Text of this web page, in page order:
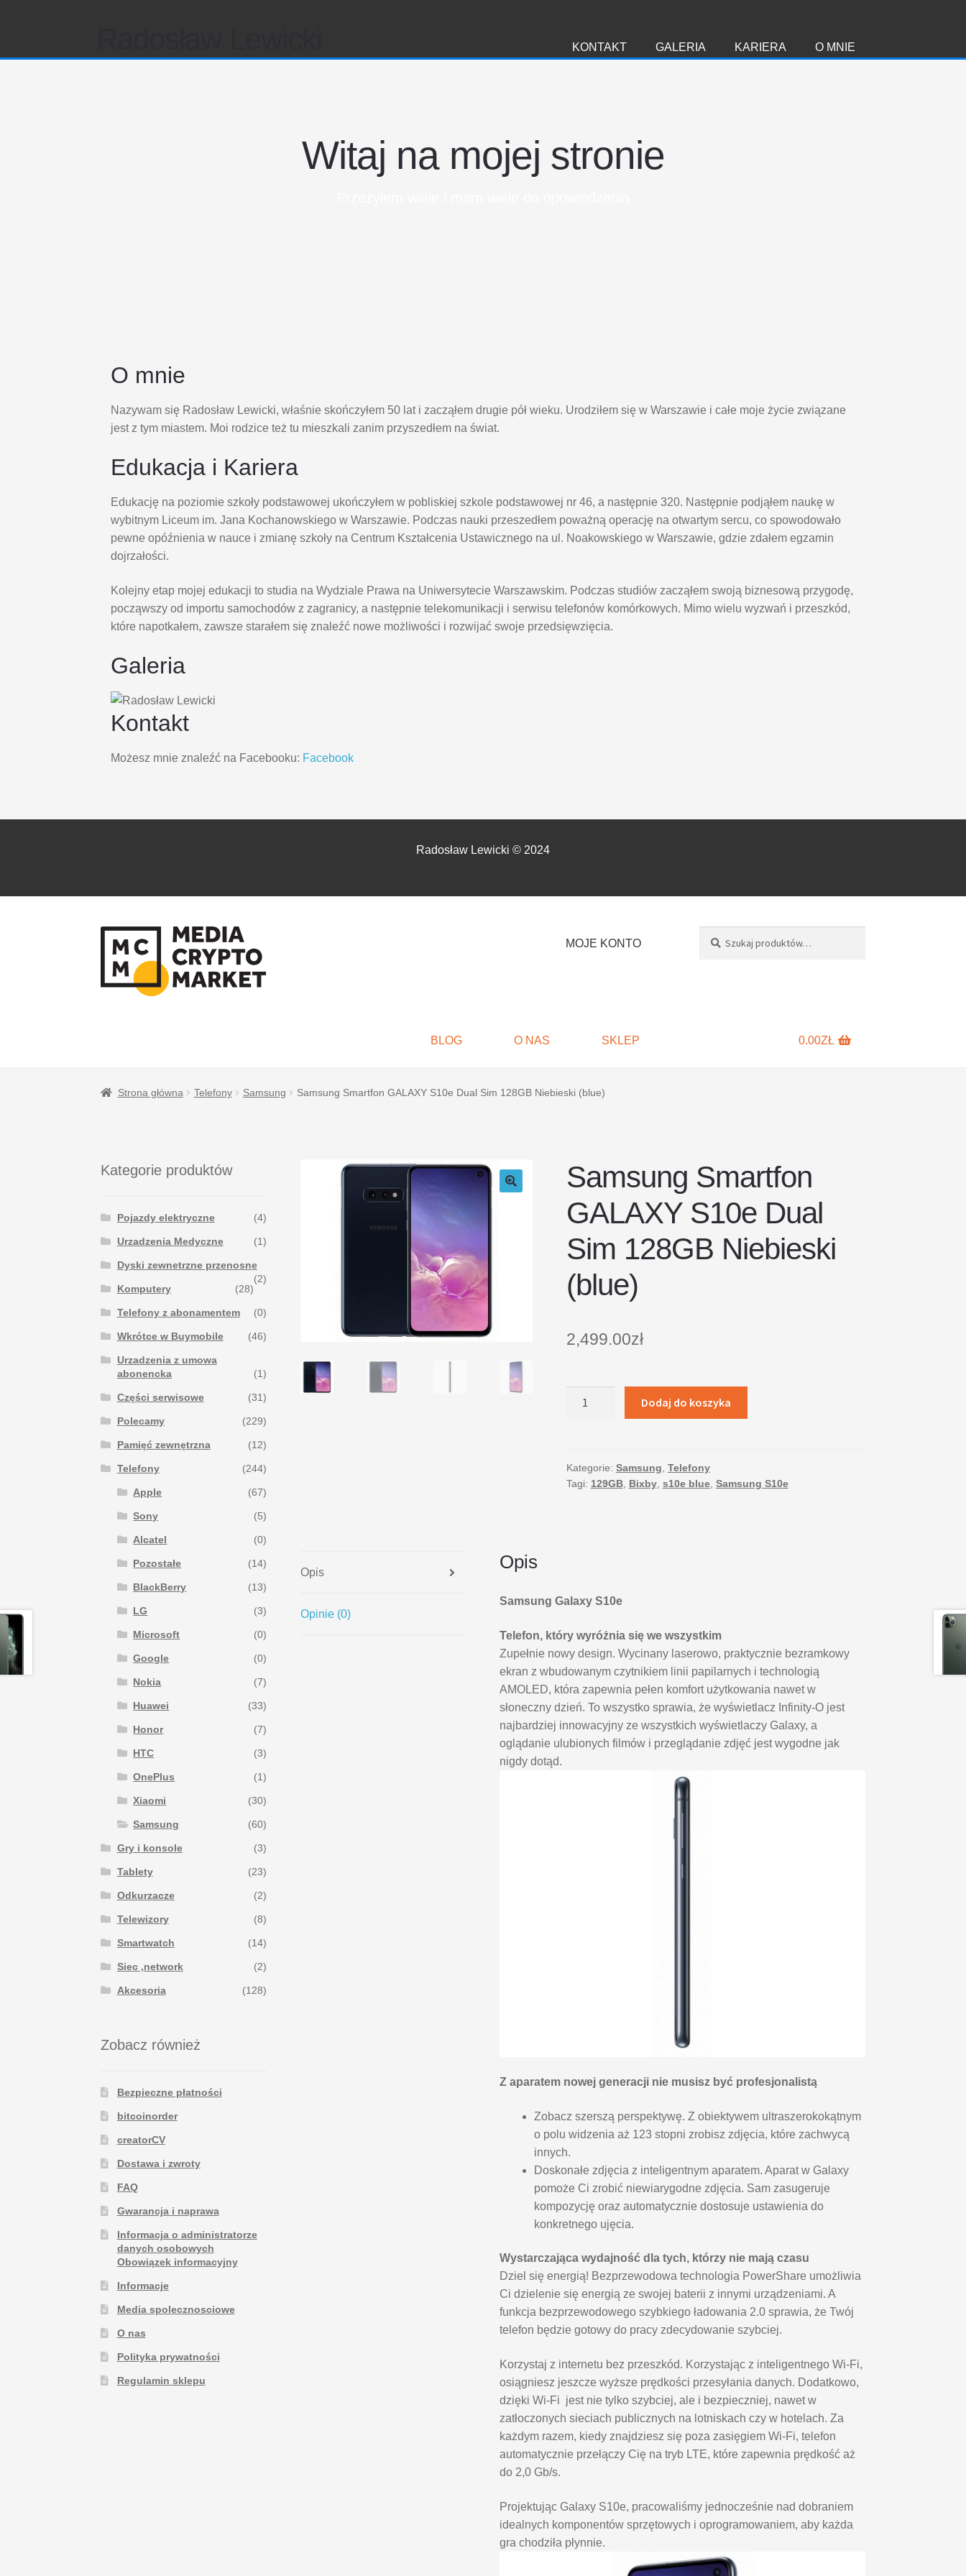
O MNIE
KARIERA
GALERIA
KONTAKT
Witaj na mojej stronie
O mnie
Nazywam się Radosław Lewicki, właśnie skończyłem 50 lat i zacząłem drugie pół wieku. Urodziłem się w Warszawie i całe moje życie związane
jest z tym miastem. Moi rodzice też tu mieszkali zanim przyszedłem na świat.
Edukacja i Kariera
Edukację na poziomie szkoły podstawowej ukończyłem w pobliskiej szkole podstawowej nr 46, a następnie 320. Następnie podjąłem naukę w
wybitnym Liceum im. Jana Kochanowskiego w Warszawie. Podczas nauki przeszedłem poważną operację na otwartym sercu, co spowodowało
pewne opóźnienia w nauce i zmianę szkoły na Centrum Kształcenia Ustawicznego na ul. Noakowskiego w Warszawie, gdzie zdałem egzamin
dojrzałości.
Kolejny etap mojej edukacji to studia na Wydziale Prawa na Uniwersytecie Warszawskim. Podczas studiów zacząłem swoją biznesową przygodę,
począwszy od importu samochodów z zagranicy, a następnie telekomunikacji i serwisu telefonów komórkowych. Mimo wielu wyzwań i przeszkód,
które napotkałem, zawsze starałem się znaleźć nowe możliwości i rozwijać swoje przedsięwzięcia.
Galeria
Kontakt
Możesz mnie znaleźć na Facebooku: Facebook
Radosław Lewicki © 2024
PRZEJDŹ
DO
NAWIGACJI
PRZEJDŹ
DO
TREŚCI
MOJE KONTO
SKLEP
O NAS
BLOG 0.00ZŁ
Strona główna Telefony Samsung Samsung Smartfon GALAXY S10e Dual Sim 128GB Niebieski (blue)
Samsung Smartfon
GALAXY S10e Dual
Sim 128GB Niebieski
(blue)
2,499.00zł
S10e
Dual
Dodaj do koszyka
Kategorie: Samsung Telefony
Tagi: 129GB, Bixby, s10e blue, Samsung S10e
Opis
Opinie (0)
Opis
Samsung Galaxy S10e
Telefon, który wyróżnia się we wszystkim
Zupełnie nowy design. Wycinany laserowo, praktycznie bezramkowy
ekran z wbudowanym czytnikiem linii papilarnych i technologią
AMOLED, która zapewnia pełen komfort użytkowania nawet w
słoneczny dzień. To wszystko sprawia, że wyświetlacz Infinity-O jest
najbardziej innowacyjny ze wszystkich wyświetlaczy Galaxy, a
oglądanie ulubionych filmów i przeglądanie zdjęć jest wygodne jak
nigdy dotąd.
Z aparatem nowej generacji nie musisz być profesjonalistą
Zobacz szerszą perspektywę. Z obiektywem ultraszerokokątnym
o polu widzenia aż 123 stopni zrobisz zdjęcia, które zachwycą
innych.
Doskonałe zdjęcia z inteligentnym aparatem. Aparat w Galaxy
pomoże Ci zrobić niewiarygodne zdjęcia. Sam zasugeruje
kompozycję oraz automatycznie dostosuje ustawienia do
konkretnego ujęcia.
Wystarczająca wydajność dla tych, którzy nie mają czasu
Dziel się energią! Bezprzewodowa technologia PowerShare umożliwia
Ci dzielenie się energią ze swojej baterii z innymi urządzeniami. A
funkcja bezprzewodowego szybkiego ładowania 2.0 sprawia, że Twój
telefon będzie gotowy do pracy zdecydowanie szybciej.
Korzystaj z internetu bez przeszkód. Korzystając z inteligentnego Wi-Fi,
osiągniesz jeszcze wyższe prędkości przesyłania danych. Dodatkowo,
dzięki Wi-Fi jest nie tylko szybciej, ale i bezpieczniej, nawet w
zatłoczonych sieciach publicznych na lotniskach czy w hotelach. Za
każdym razem, kiedy znajdziesz się poza zasięgiem Wi-Fi, telefon
automatycznie przełączy Cię na tryb LTE, które zapewnia prędkość aż
do 2,0 Gb/s.
Projektując Galaxy S10e, pracowaliśmy jednocześnie nad dobraniem
idealnych komponentów sprzętowych i oprogramowaniem, aby każda
gra chodziła płynnie.
Kategorie produktów
Pojazdy elektryczne (4)
Urzadzenia Medyczne (1)
Dyski zewnetrzne przenosne
(2)
Komputery
(28)
Telefony z abonamentem (0)
Wkrótce w Buymobile (46)
Urzadzenia z umowa
abonencka
(1)
Części serwisowe (31)
Polecamy (229)
Pamięć zewnętrzna (12)
Telefony (244)
Apple (67)
Sony (5)
Alcatel (0)
Pozostałe (14)
BlackBerry (13)
LG (3)
Microsoft (0)
Google (0)
Nokia (7)
Huawei (33)
Honor (7)
HTC (3)
OnePlus (1)
Xiaomi (30)
Samsung (60)
Gry i konsole (3)
Tablety (23)
Odkurzacze (2)
Telewizory (8)
Smartwatch (14)
Siec ,network (2)
Akcesoria (128)
Zobacz również
Bezpieczne płatności
bitcoinorder
creatorCV
Dostawa i zwroty
FAQ
Gwarancja i naprawa
Informacja o administratorze
danych osobowych
Obowiązek informacyjny
Informacje
Media spolecznosciowe
O nas
Polityka prywatności
Regulamin sklepu